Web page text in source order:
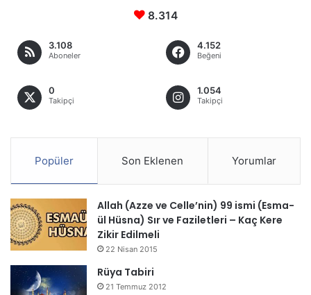
8.314
3.108
Aboneler
4.152
Beğeni
0
Takipçi
1.054
Takipçi
Popüler Son Eklenen Yorumlar
Allah (Azze ve Celle’nin) 99 ismi (Esma-
ül Hüsna) Sır ve Faziletleri – Kaç Kere
Zikir Edilmeli
22 Nisan 2015
Rüya Tabiri
21 Temmuz 2012